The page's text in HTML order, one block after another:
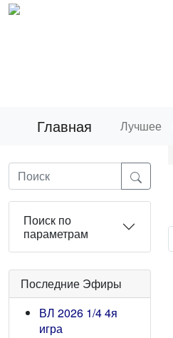
Главная Лучшее
Поиск по
параметрам
Последние Эфиры
ВЛ 2026 1/4 4я
игра